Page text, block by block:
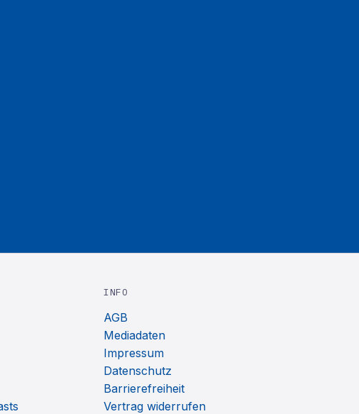
INFO
AGB
Mediadaten
Impressum
Datenschutz
Barrierefreiheit
Vertrag widerrufen